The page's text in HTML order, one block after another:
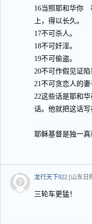
16当照耶和华你
上，得以长久。
17不可杀人。
18不可奸淫。
19不可偷盗。
20不可作假见证陷
21不可贪恋人的
22这些话是耶和
话。他就把这话
耶稣基督是独一真
龙行天下922 [山东日
三轮车更猛！